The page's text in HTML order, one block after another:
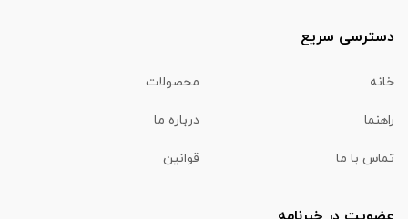
دسترسی سریع
خانه محصولات
راهنما درباره ما
تماس با ما قوانین